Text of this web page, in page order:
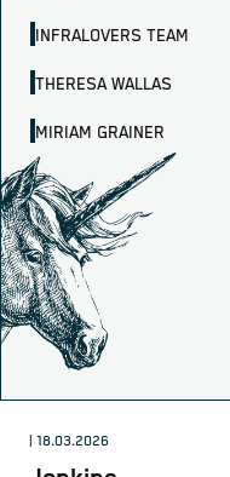
INFRALOVERS TEAM
THERESA WALLAS
MIRIAM GRAINER
| 18.03.2026